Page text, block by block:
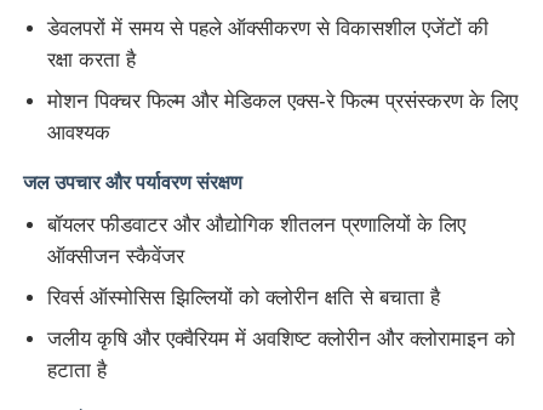
होम
उत्पाद
वीडियो
डेवलपरों में समय से पहले ऑक्सीकरण से विकासशील एजेंटों की
रक्षा करता है
मोशन पिक्चर फिल्म और मेडिकल एक्स-रे फिल्म प्रसंस्करण के लिए
आवश्यक
जल उपचार और पर्यावरण संरक्षण
बॉयलर फीडवाटर और औद्योगिक शीतलन प्रणालियों के लिए
ऑक्सीजन स्कैवेंजर
रिवर्स ऑस्मोसिस झिल्लियों को क्लोरीन क्षति से बचाता है
जलीय कृषि और एक्वैरियम में अवशिष्ट क्लोरीन और क्लोरामाइन को
हटाता है